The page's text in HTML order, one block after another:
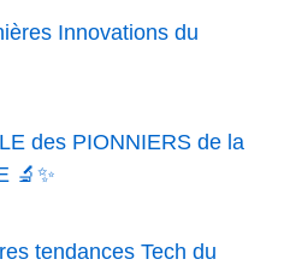
Innovations du
des PIONNIERS de la
🔬✨
tendances Tech du